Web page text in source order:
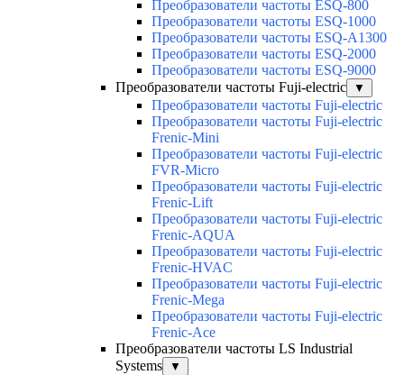
Преобразователи частоты ESQ-800
Преобразователи частоты ESQ-1000
Преобразователи частоты ESQ-A1300
Преобразователи частоты ESQ-2000
Преобразователи частоты ESQ-9000
Преобразователи частоты Fuji-electric
▼
Преобразователи частоты Fuji-electric
Преобразователи частоты Fuji-electric
Frenic-Mini
Преобразователи частоты Fuji-electric
FVR-Micro
Преобразователи частоты Fuji-electric
Frenic-Lift
Преобразователи частоты Fuji-electric
Frenic-AQUA
Преобразователи частоты Fuji-electric
Frenic-HVAC
Преобразователи частоты Fuji-electric
Frenic-Mega
Преобразователи частоты Fuji-electric
Frenic-Ace
Преобразователи частоты LS Industrial
Systems
▼